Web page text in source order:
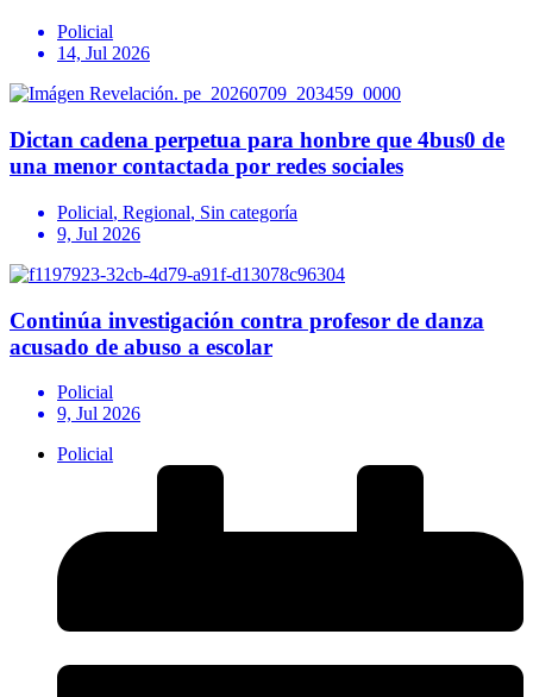
Policial
14, Jul 2026
Dictan cadena perpetua para honbre que 4bus0 de
una menor contactada por redes sociales
Policial, Regional, Sin categoría
9, Jul 2026
Continúa investigación contra profesor de danza
acusado de abuso a escolar
Policial
9, Jul 2026
Policial